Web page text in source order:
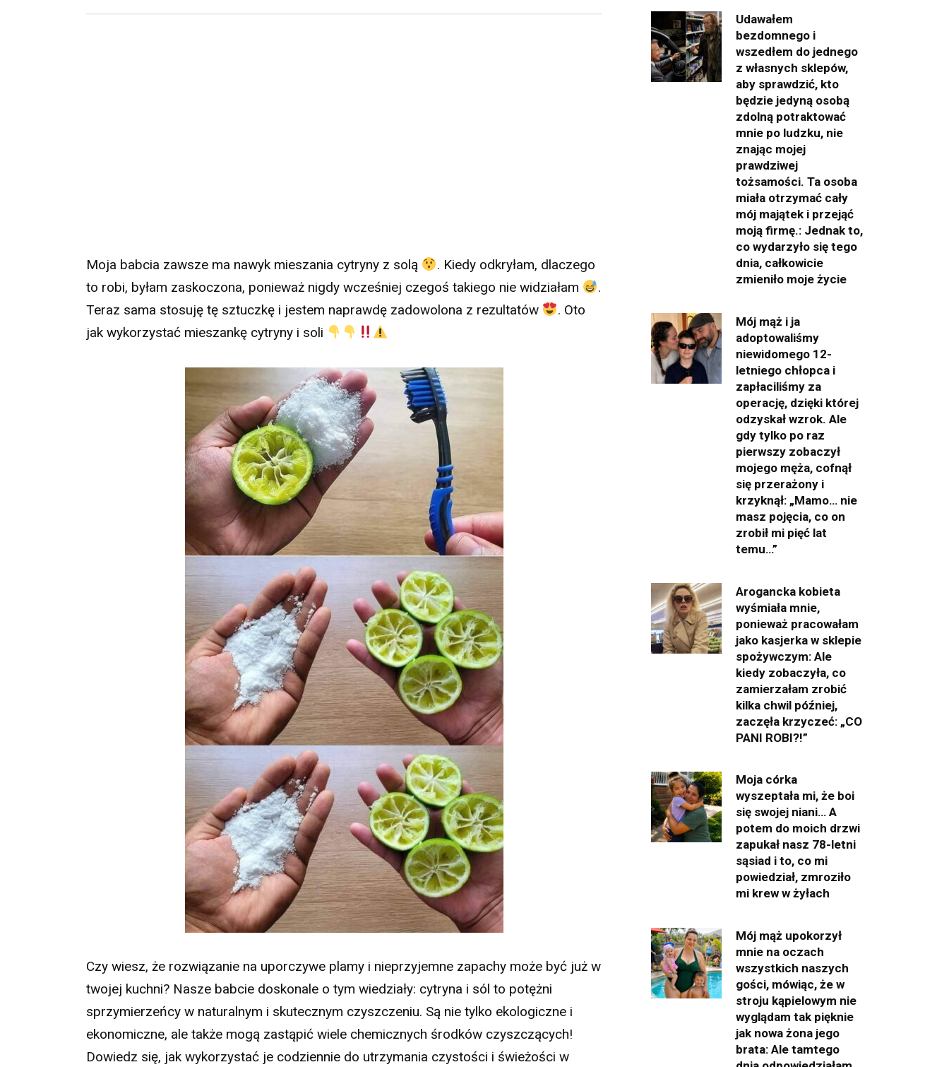
Moja babcia zawsze ma nawyk mieszania cytryny z solą
. Kiedy odkryłam, dlaczego
to robi, byłam zaskoczona, ponieważ nigdy wcześniej czegoś takiego nie widziałam
.
Teraz sama stosuję tę sztuczkę i jestem naprawdę zadowolona z rezultatów
. Oto
jak wykorzystać mieszankę cytryny i soli
Czy wiesz, że rozwiązanie na uporczywe plamy i nieprzyjemne zapachy może być już w
twojej kuchni? Nasze babcie doskonale o tym wiedziały: cytryna i sól to potężni
sprzymierzeńcy w naturalnym i skutecznym czyszczeniu. Są nie tylko ekologiczne i
ekonomiczne, ale także mogą zastąpić wiele chemicznych środków czyszczących!
Dowiedz się, jak wykorzystać je codziennie do utrzymania czystości i świeżości w
Udawałem
bezdomnego i
wszedłem do jednego
z własnych sklepów,
aby sprawdzić, kto
będzie jedyną osobą
zdolną potraktować
mnie po ludzku, nie
znając mojej
prawdziwej
tożsamości. Ta osoba
miała otrzymać cały
mój majątek i przejąć
moją firmę.: Jednak to,
co wydarzyło się tego
dnia, całkowicie
zmieniło moje życie
Mój mąż i ja
adoptowaliśmy
niewidomego 12-
letniego chłopca i
zapłaciliśmy za
operację, dzięki której
odzyskał wzrok. Ale
gdy tylko po raz
pierwszy zobaczył
mojego męża, cofnął
się przerażony i
krzyknął: „Mamo… nie
masz pojęcia, co on
zrobił mi pięć lat
temu…”
Arogancka kobieta
wyśmiała mnie,
ponieważ pracowałam
jako kasjerka w sklepie
spożywczym: Ale
kiedy zobaczyła, co
zamierzałam zrobić
kilka chwil później,
zaczęła krzyczeć: „CO
PANI ROBI?!”
Moja córka
wyszeptała mi, że boi
się swojej niani… A
potem do moich drzwi
zapukał nasz 78-letni
sąsiad i to, co mi
powiedział, zmroziło
mi krew w żyłach
Mój mąż upokorzył
mnie na oczach
wszystkich naszych
gości, mówiąc, że w
stroju kąpielowym nie
wyglądam tak pięknie
jak nowa żona jego
brata: Ale tamtego